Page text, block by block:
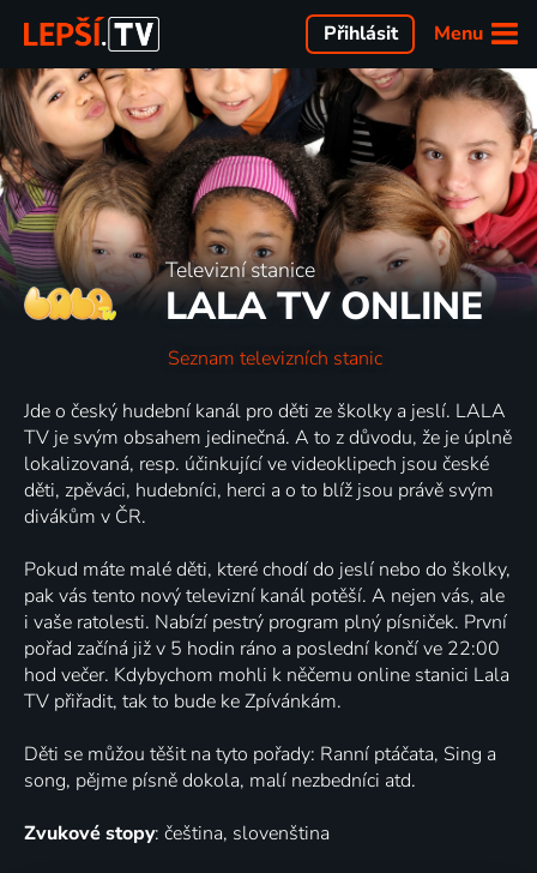
Menu
Přihlásit
Televizní stanice
LALA TV ONLINE
Seznam televizních stanic
Jde o český hudební kanál pro děti ze školky a jeslí. LALA
TV je svým obsahem jedinečná. A to z důvodu, že je úplně
lokalizovaná, resp. účinkující ve videoklipech jsou české
děti, zpěváci, hudebníci, herci a o to blíž jsou právě svým
divákům v ČR.
Pokud máte malé děti, které chodí do jeslí nebo do školky,
pak vás tento nový televizní kanál potěší. A nejen vás, ale
i vaše ratolesti. Nabízí pestrý program plný písniček. První
pořad začíná již v 5 hodin ráno a poslední končí ve 22:00
hod večer. Kdybychom mohli k něčemu online stanici Lala
TV přiřadit, tak to bude ke Zpívánkám.
Děti se můžou těšit na tyto pořady: Ranní ptáčata, Sing a
song, pějme písně dokola, malí nezbedníci atd.
Zvukové stopy: čeština, slovenština